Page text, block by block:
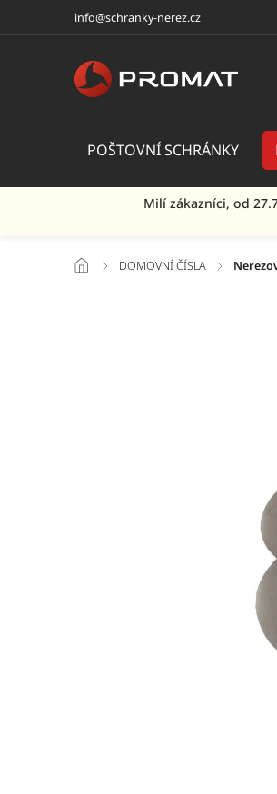
info@schranky-nerez.cz
POŠTOVNÍ SCHRÁNKY
Milí zákazníci, od
/ DOMOVNÍ ČÍSLA /